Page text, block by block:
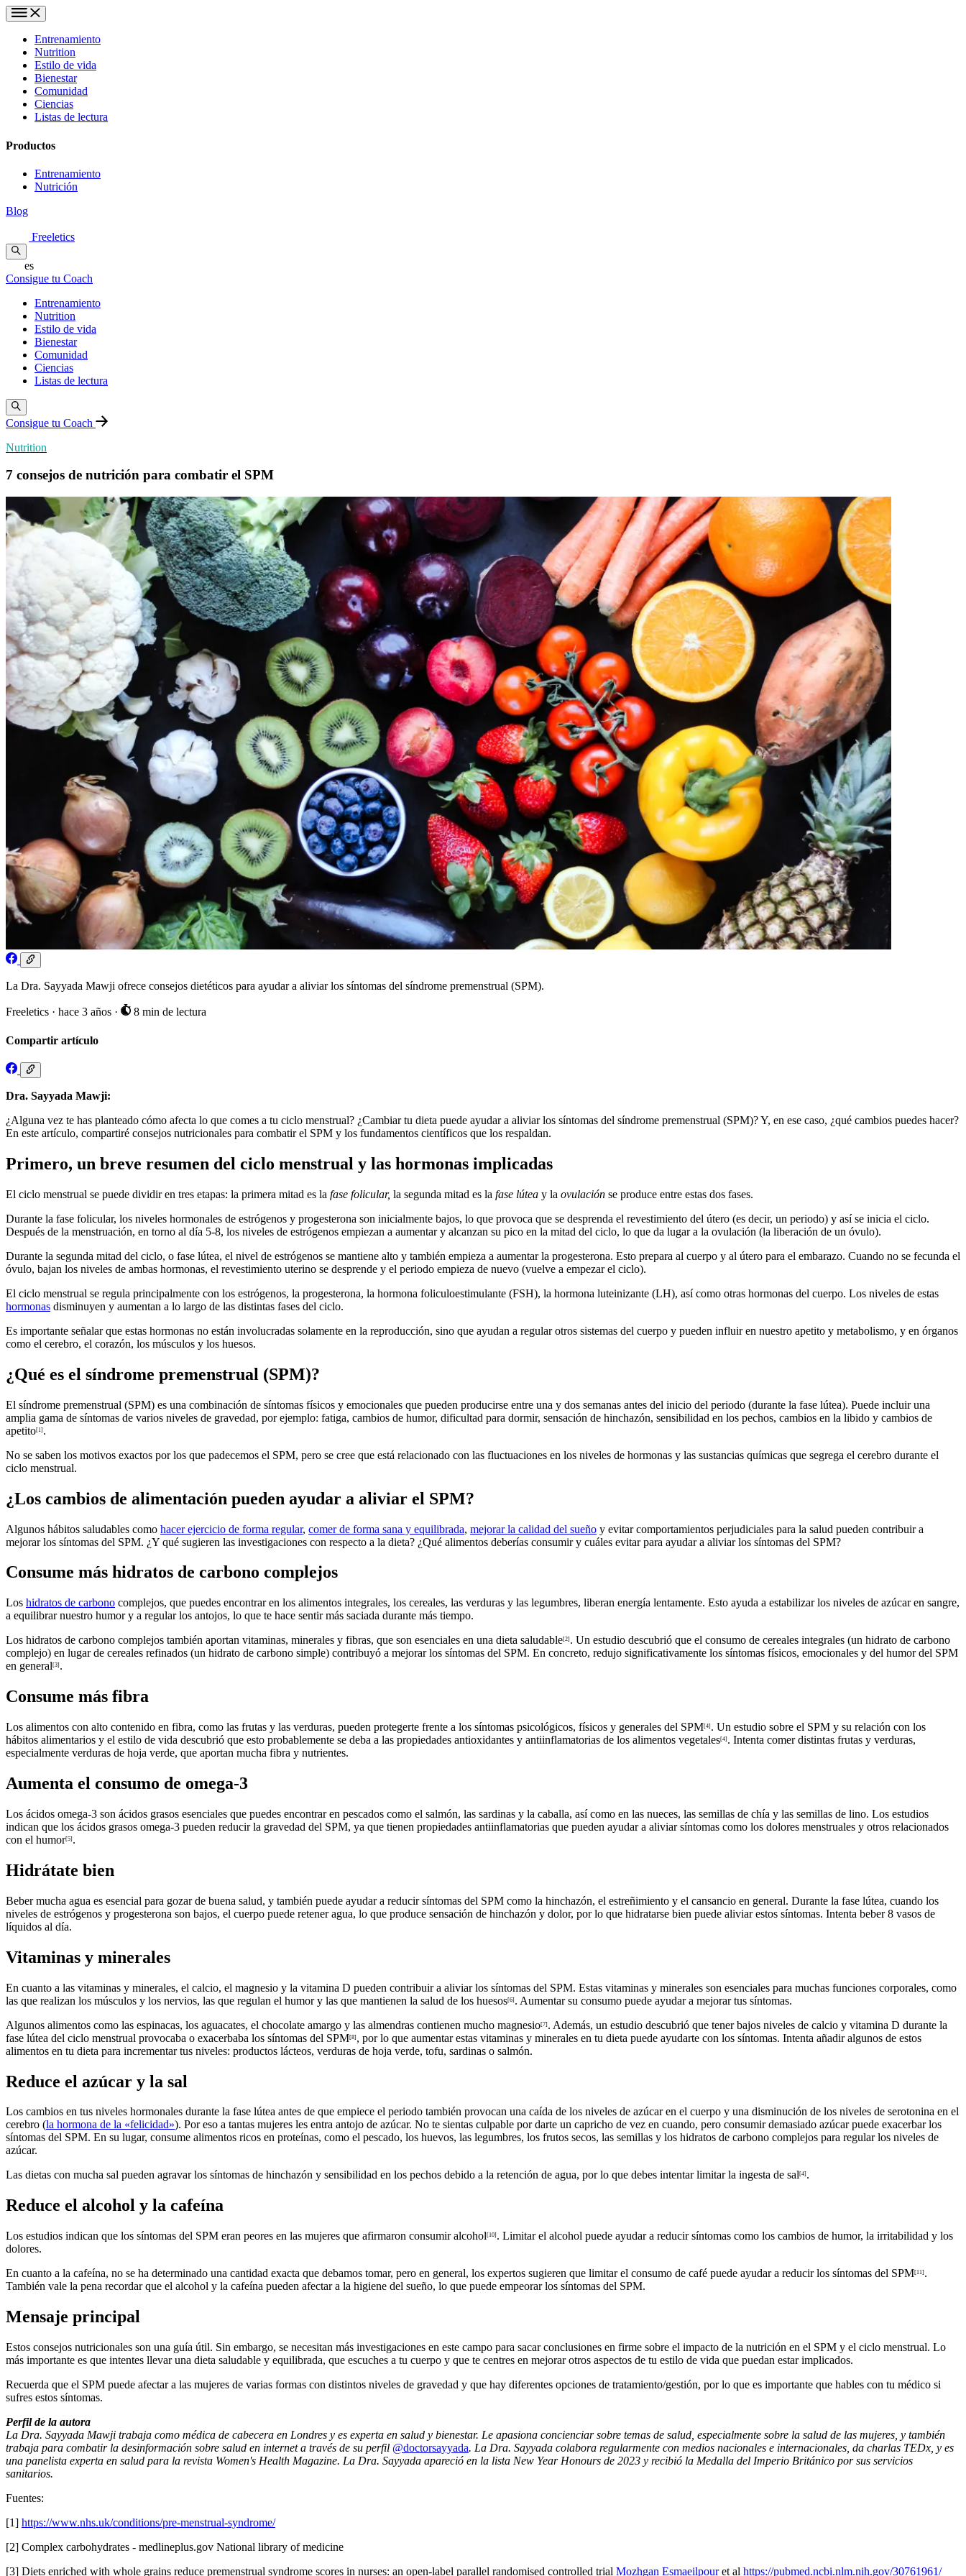
Entrenamiento
Nutrition
Estilo de vida
Bienestar
Comunidad
Ciencias
Listas de lectura
Productos
Entrenamiento
Nutrición
Blog
Freeletics
es
Consigue tu Coach
Entrenamiento
Nutrition
Estilo de vida
Bienestar
Comunidad
Ciencias
Listas de lectura
Consigue tu Coach
Nutrition
7 consejos de nutrición para combatir el SPM
La Dra. Sayyada Mawji ofrece consejos dietéticos para ayudar a aliviar los síntomas del síndrome premenstrual (SPM).
Freeletics · hace 3 años · 8 min de lectura
Compartir artículo
Dra. Sayyada Mawji:
¿Alguna vez te has planteado cómo afecta lo que comes a tu ciclo menstrual? ¿Cambiar tu dieta puede ayudar a aliviar los síntomas del síndrome premenstrual (SPM)? Y, en ese caso, ¿qué cambios puedes hacer?
En este artículo, compartiré consejos nutricionales para combatir el SPM y los fundamentos científicos que los respaldan.
Primero, un breve resumen del ciclo menstrual y las hormonas implicadas
El ciclo menstrual se puede dividir en tres etapas: la primera mitad es la fase folicular, la segunda mitad es la fase lútea y la ovulación se produce entre estas dos fases.
Durante la fase folicular, los niveles hormonales de estrógenos y progesterona son inicialmente bajos, lo que provoca que se desprenda el revestimiento del útero (es decir, un periodo) y así se inicia el ciclo.
Después de la menstruación, en torno al día 5-8, los niveles de estrógenos empiezan a aumentar y alcanzan su pico en la mitad del ciclo, lo que da lugar a la ovulación (la liberación de un óvulo).
Durante la segunda mitad del ciclo, o fase lútea, el nivel de estrógenos se mantiene alto y también empieza a aumentar la progesterona. Esto prepara al cuerpo y al útero para el embarazo. Cuando no se fecunda el
óvulo, bajan los niveles de ambas hormonas, el revestimiento uterino se desprende y el periodo empieza de nuevo (vuelve a empezar el ciclo).
El ciclo menstrual se regula principalmente con los estrógenos, la progesterona, la hormona foliculoestimulante (FSH), la hormona luteinizante (LH), así como otras hormonas del cuerpo. Los niveles de estas
hormonas disminuyen y aumentan a lo largo de las distintas fases del ciclo.
Es importante señalar que estas hormonas no están involucradas solamente en la reproducción, sino que ayudan a regular otros sistemas del cuerpo y pueden influir en nuestro apetito y metabolismo, y en órganos
como el cerebro, el corazón, los músculos y los huesos.
¿Qué es el síndrome premenstrual (SPM)?
El síndrome premenstrual (SPM) es una combinación de síntomas físicos y emocionales que pueden producirse entre una y dos semanas antes del inicio del periodo (durante la fase lútea). Puede incluir una
amplia gama de síntomas de varios niveles de gravedad, por ejemplo: fatiga, cambios de humor, dificultad para dormir, sensación de hinchazón, sensibilidad en los pechos, cambios en la libido y cambios de
apetito[1] .
No se saben los motivos exactos por los que padecemos el SPM, pero se cree que está relacionado con las fluctuaciones en los niveles de hormonas y las sustancias químicas que segrega el cerebro durante el
ciclo menstrual.
¿Los cambios de alimentación pueden ayudar a aliviar el SPM?
Algunos hábitos saludables como hacer ejercicio de forma regular, comer de forma sana y equilibrada, mejorar la calidad del sueño y evitar comportamientos perjudiciales para la salud pueden contribuir a
mejorar los síntomas del SPM. ¿Y qué sugieren las investigaciones con respecto a la dieta? ¿Qué alimentos deberías consumir y cuáles evitar para ayudar a aliviar los síntomas del SPM?
Consume más hidratos de carbono complejos
Los hidratos de carbono complejos, que puedes encontrar en los alimentos integrales, los cereales, las verduras y las legumbres, liberan energía lentamente. Esto ayuda a estabilizar los niveles de azúcar en sangre,
a equilibrar nuestro humor y a regular los antojos, lo que te hace sentir más saciada durante más tiempo.
Los hidratos de carbono complejos también aportan vitaminas, minerales y fibras, que son esenciales en una dieta saludable[2] . Un estudio descubrió que el consumo de cereales integrales (un hidrato de carbono
complejo) en lugar de cereales refinados (un hidrato de carbono simple) contribuyó a mejorar los síntomas del SPM. En concreto, redujo significativamente los síntomas físicos, emocionales y del humor del SPM
en general [3] .
Consume más fibra
Los alimentos con alto contenido en fibra, como las frutas y las verduras, pueden protegerte frente a los síntomas psicológicos, físicos y generales del SPM[4] . Un estudio sobre el SPM y su relación con los
hábitos alimentarios y el estilo de vida descubrió que esto probablemente se deba a las propiedades antioxidantes y antiinflamatorias de los alimentos vegetales[4] . Intenta comer distintas frutas y verduras,
especialmente verduras de hoja verde, que aportan mucha fibra y nutrientes.
Aumenta el consumo de omega-3
Los ácidos omega-3 son ácidos grasos esenciales que puedes encontrar en pescados como el salmón, las sardinas y la caballa, así como en las nueces, las semillas de chía y las semillas de lino. Los estudios
indican que los ácidos grasos omega-3 pueden reducir la gravedad del SPM, ya que tienen propiedades antiinflamatorias que pueden ayudar a aliviar síntomas como los dolores menstruales y otros relacionados
con el humor[5] .
Hidrátate bien
Beber mucha agua es esencial para gozar de buena salud, y también puede ayudar a reducir síntomas del SPM como la hinchazón, el estreñimiento y el cansancio en general. Durante la fase lútea, cuando los
niveles de estrógenos y progesterona son bajos, el cuerpo puede retener agua, lo que produce sensación de hinchazón y dolor, por lo que hidratarse bien puede aliviar estos síntomas. Intenta beber 8 vasos de
líquidos al día.
Vitaminas y minerales
En cuanto a las vitaminas y minerales, el calcio, el magnesio y la vitamina D pueden contribuir a aliviar los síntomas del SPM. Estas vitaminas y minerales son esenciales para muchas funciones corporales, como
las que realizan los músculos y los nervios, las que regulan el humor y las que mantienen la salud de los huesos[6] . Aumentar su consumo puede ayudar a mejorar tus síntomas.
Algunos alimentos como las espinacas, los aguacates, el chocolate amargo y las almendras contienen mucho magnesio[7] . Además, un estudio descubrió que tener bajos niveles de calcio y vitamina D durante la
fase lútea del ciclo menstrual provocaba o exacerbaba los síntomas del SPM[8] , por lo que aumentar estas vitaminas y minerales en tu dieta puede ayudarte con los síntomas. Intenta añadir algunos de estos
alimentos en tu dieta para incrementar tus niveles: productos lácteos, verduras de hoja verde, tofu, sardinas o salmón.
Reduce el azúcar y la sal
Los cambios en tus niveles hormonales durante la fase lútea antes de que empiece el periodo también provocan una caída de los niveles de azúcar en el cuerpo y una disminución de los niveles de serotonina en el
cerebro (la hormona de la «felicidad»). Por eso a tantas mujeres les entra antojo de azúcar. No te sientas culpable por darte un capricho de vez en cuando, pero consumir demasiado azúcar puede exacerbar los
síntomas del SPM. En su lugar, consume alimentos ricos en proteínas, como el pescado, los huevos, las legumbres, los frutos secos, las semillas y los hidratos de carbono complejos para regular los niveles de
azúcar.
Las dietas con mucha sal pueden agravar los síntomas de hinchazón y sensibilidad en los pechos debido a la retención de agua, por lo que debes intentar limitar la ingesta de sal[4] .
Reduce el alcohol y la cafeína
Los estudios indican que los síntomas del SPM eran peores en las mujeres que afirmaron consumir alcohol [10] . Limitar el alcohol puede ayudar a reducir síntomas como los cambios de humor, la irritabilidad y los
dolores.
En cuanto a la cafeína, no se ha determinado una cantidad exacta que debamos tomar, pero en general, los expertos sugieren que limitar el consumo de café puede ayudar a reducir los síntomas del SPM[11] .
También vale la pena recordar que el alcohol y la cafeína pueden afectar a la higiene del sueño, lo que puede empeorar los síntomas del SPM.
Mensaje principal
Estos consejos nutricionales son una guía útil. Sin embargo, se necesitan más investigaciones en este campo para sacar conclusiones en firme sobre el impacto de la nutrición en el SPM y el ciclo menstrual. Lo
más importante es que intentes llevar una dieta saludable y equilibrada, que escuches a tu cuerpo y que te centres en mejorar otros aspectos de tu estilo de vida que puedan estar implicados.
Recuerda que el SPM puede afectar a las mujeres de varias formas con distintos niveles de gravedad y que hay diferentes opciones de tratamiento/gestión, por lo que es importante que hables con tu médico si
sufres estos síntomas.
Perfil de la autora
La Dra. Sayyada Mawji trabaja como médica de cabecera en Londres y es experta en salud y bienestar. Le apasiona concienciar sobre temas de salud, especialmente sobre la salud de las mujeres, y también
trabaja para combatir la desinformación sobre salud en internet a través de su perfil @doctorsayyada. La Dra. Sayyada colabora regularmente con medios nacionales e internacionales, da charlas TEDx, y es
una panelista experta en salud para la revista Women's Health Magazine. La Dra. Sayyada apareció en la lista New Year Honours de 2023 y recibió la Medalla del Imperio Británico por sus servicios
sanitarios.
Fuentes:
[1] https://www.nhs.uk/conditions/pre-menstrual-syndrome/
[2] Complex carbohydrates - medlineplus.gov National library of medicine
[3] Diets enriched with whole grains reduce premenstrual syndrome scores in nurses: an open-label parallel randomised controlled trial Mozhgan Esmaeilpouret al https://pubmed.ncbi.nlm.nih.gov/30761961/